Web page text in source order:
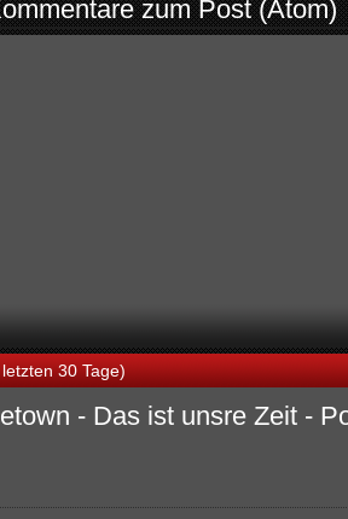
zum Post (Atom)
30 Tage)
- Das ist unsre Zeit -